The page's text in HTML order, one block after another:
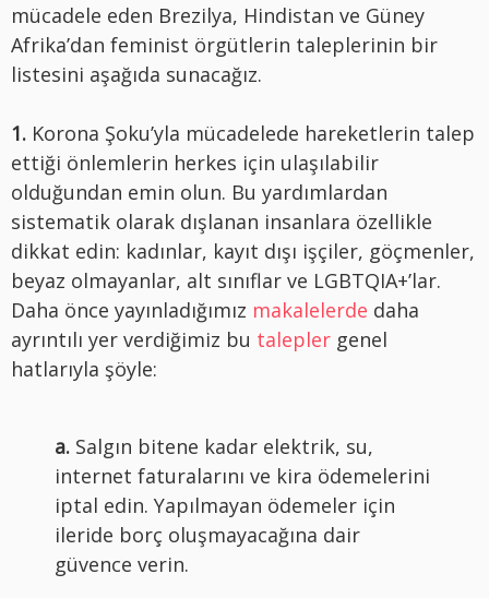
mücadele eden Brezilya, Hindistan ve Güney
Afrika’dan feminist örgütlerin taleplerinin bir
listesini aşağıda sunacağız.
1. Korona Şoku’yla mücadelede hareketlerin talep
ettiği önlemlerin herkes için ulaşılabilir
olduğundan emin olun. Bu yardımlardan
sistematik olarak dışlanan insanlara özellikle
dikkat edin: kadınlar, kayıt dışı işçiler, göçmenler,
beyaz olmayanlar, alt sınıflar ve LGBTQIA+’lar.
Daha önce yayınladığımız makalelerde daha
ayrıntılı yer verdiğimiz bu talepler genel
hatlarıyla şöyle:
a. Salgın bitene kadar elektrik, su,
internet faturalarını ve kira ödemelerini
iptal edin. Yapılmayan ödemeler için
ileride borç oluşmayacağına dair
güvence verin.